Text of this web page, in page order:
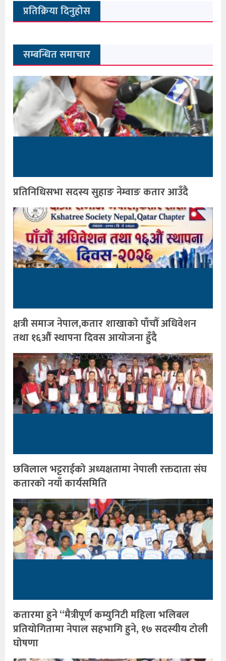
प्रतिक्रिया दिनुहोस
सम्बन्धित समाचार
प्रतिनिधिसभा सदस्य सुहाङ नेम्वाङ कतार आउँदै
क्षत्री समाज नेपाल,कतार शाखाको पाँचौँ अधिवेशन
तथा १६औँ स्थापना दिवस आयोजना हुँदै
छविलाल भट्टराईको अध्यक्षतामा नेपाली रक्तदाता संघ
कतारको नयाँ कार्यसमिति
कतारमा हुने “मैत्रीपूर्ण कम्युनिटी महिला भलिबल
प्रतियोगितामा नेपाल सहभागि हुने, १७ सदस्यीय टोली
घोषणा